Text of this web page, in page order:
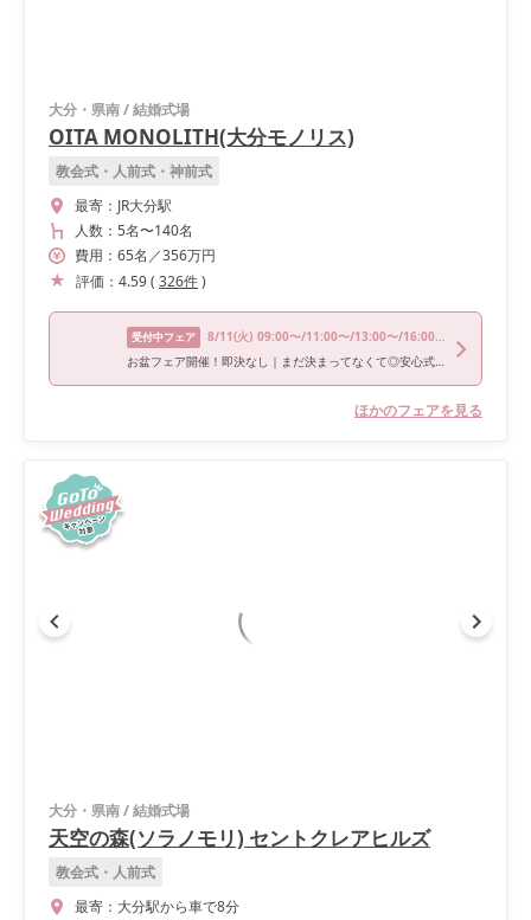
大分・県南/結婚式場
OITA MONOLITH(大分モノリス)
教会式・人前式・神前式
最寄： JR大分駅
人数： 5名〜140名
費用： 65名 ／356万円
評価： 4.59( 326件)
受付中フェア 8/11(火) 09:00〜/11:00〜/13:00〜/16:00〜/18:00〜
お盆フェア開催！即決なし｜まだ決まってなくて◎安心式場相談会
ほかのフェアを見る
大分・県南/結婚式場
天空の森(ソラノモリ) セントクレアヒルズ
教会式・人前式
最寄： 大分駅から車で8分